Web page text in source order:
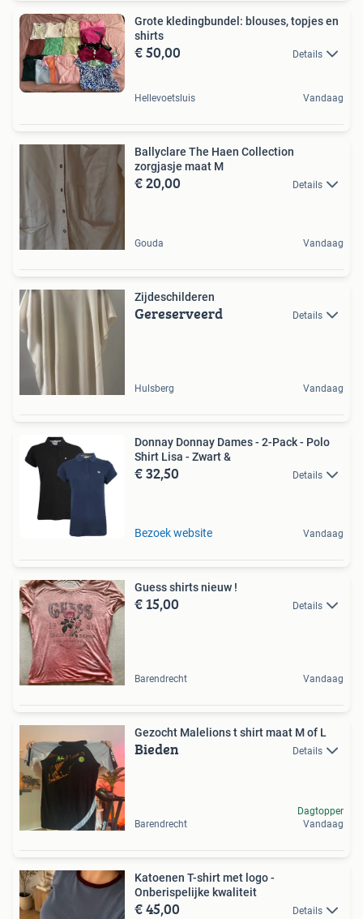
Grote kledingbundel: blouses, topjes en
shirts
€ 50,00 Details
Hellevoetsluis Vandaag
Ballyclare The Haen Collection
zorgjasje maat M
€ 20,00 Details
Gouda Vandaag
Zijdeschilderen
Gereserveerd Details
Hulsberg Vandaag
Donnay Donnay Dames - 2-Pack - Polo
Shirt Lisa - Zwart &
€ 32,50 Details
Bezoek website Vandaag
Guess shirts nieuw !
€ 15,00 Details
Barendrecht Vandaag
Gezocht Malelions t shirt maat M of L
Bieden Details
Barendrecht
Dagtopper
Vandaag
Katoenen T-shirt met logo -
Onberispelijke kwaliteit
€ 45,00 Details